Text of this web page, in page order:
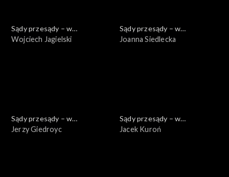
Sądy przesądy – w
powiększeniu
Wojciech Jagielski
Sądy przesądy – w
powiększeniu
Joanna Siedlecka
Sądy przesądy – w
powiększeniu
Jerzy Giedroyc
Sądy przesądy – w
powiększeniu
Jacek Kuroń